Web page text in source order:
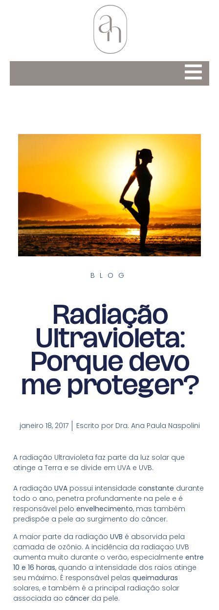
BLOG
Radiação
Ultravioleta:
Porque devo
me proteger?
janeiro 18, 2017 Escrito porDra. Ana Paula Naspolini
A radiação Ultravioleta faz parte da luz solar que
atinge a Terra e se divide em UVA e UVB.
A radiação UVApossui intensidade constante durante
todo o ano, penetra profundamente na pele e é
responsável pelo envelhecimento, mas também
predispõe a pele ao surgimento do câncer.
A maior parte da radiação UVB é absorvida pela
camada de ozônio. A incidência da radiaçao UVB
aumenta muito durante o verão, especialmente entre
10 e 16 horas, quando a intensidade dos raios atinge
seu máximo. É responsável pelas queimaduras
solares, e também é a principal radiação solar
associada ao câncerda pele.